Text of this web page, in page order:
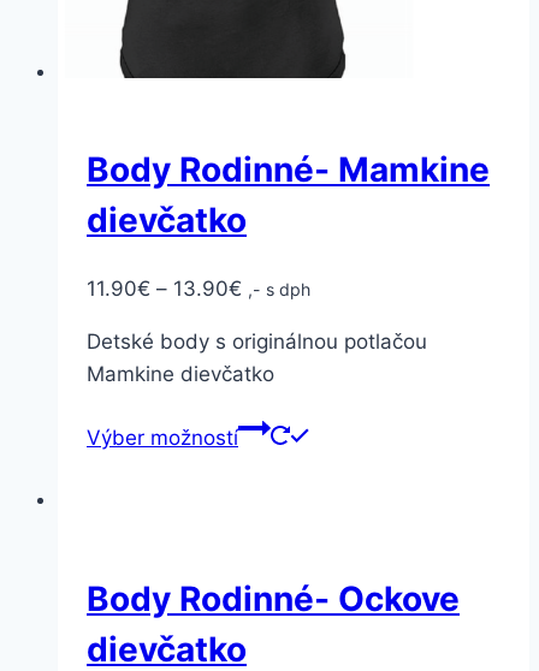
Body Rodinné- Mamkine
dievčatko
11.90€ – 13.90€ ,- s dph
Detské body s originálnou potlačou
Mamkine dievčatko
Výber možností
Body Rodinné- Ockove
dievčatko